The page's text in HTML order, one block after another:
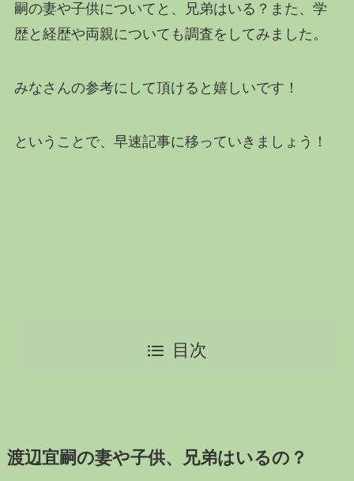
嗣の妻や子供についてと、兄弟はいる？また、学
歴と経歴や両親についても調査をしてみました。
みなさんの参考にして頂けると嬉しいです！
ということで、早速記事に移っていきましょう！
目次
渡辺宜嗣の妻や子供、兄弟はいるの？